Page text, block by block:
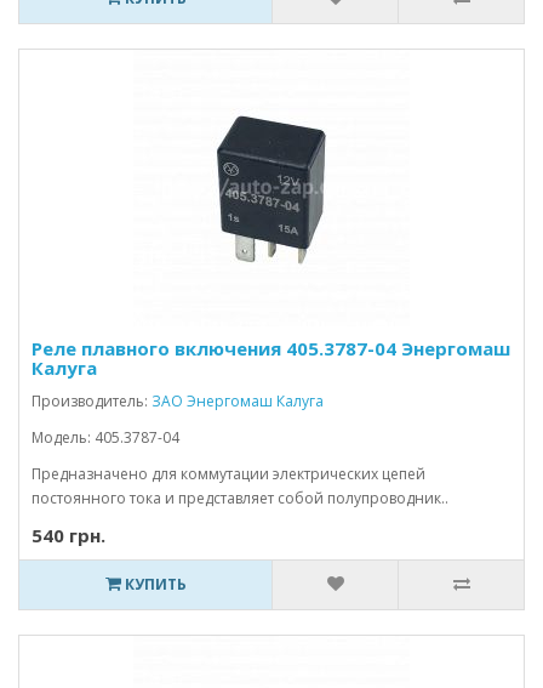
Реле плавного включения 405.3787-04 Энергомаш
Калуга
Производитель: ЗАО Энергомаш Калуга
Модель: 405.3787-04
Предназначено для коммутации электрических цепей
постоянного тока и представляет собой полупроводник..
540 грн.
КУПИТЬ